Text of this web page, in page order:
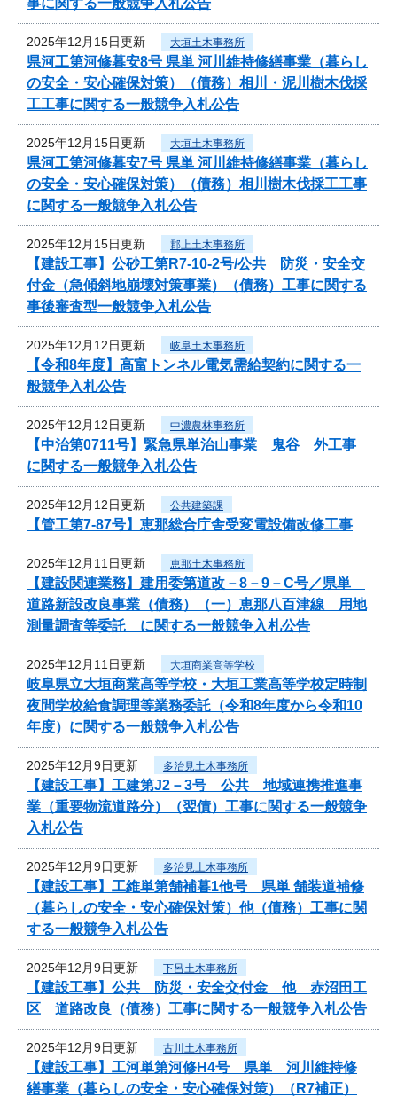
2025年12月15日更新 大垣土木事務所
県河工第河修暮安8号 県単 河川維持修繕事業（暮らし
の安全・安心確保対策）（債務）相川・泥川樹木伐採
工工事に関する一般競争入札公告
2025年12月15日更新 大垣土木事務所
県河工第河修暮安7号 県単 河川維持修繕事業（暮らし
の安全・安心確保対策）（債務）相川樹木伐採工工事
に関する一般競争入札公告
2025年12月15日更新 郡上土木事務所
【建設工事】公砂工第R7-10-2号/公共 防災・安全交
付金（急傾斜地崩壊対策事業）（債務）工事に関する
事後審査型一般競争入札公告
2025年12月12日更新 岐阜土木事務所
【令和8年度】高富トンネル電気需給契約に関する一
般競争入札公告
2025年12月12日更新 中濃農林事務所
【中治第0711号】緊急県単治山事業 鬼谷 外工事
に関する一般競争入札公告
2025年12月12日更新 公共建築課
【管工第7-87号】恵那総合庁舎受変電設備改修工事
2025年12月11日更新 恵那土木事務所
【建設関連業務】建用委第道改－8－9－C号／県単
道路新設改良事業（債務）（一）恵那八百津線 用地
測量調査等委託 に関する一般競争入札公告
2025年12月11日更新 大垣商業高等学校
岐阜県立大垣商業高等学校・大垣工業高等学校定時制
夜間学校給食調理等業務委託（令和8年度から令和10
年度）に関する一般競争入札公告
2025年12月9日更新 多治見土木事務所
【建設工事】工建第J2－3号 公共 地域連携推進事
業（重要物流道路分）（翌債）工事に関する一般競争
入札公告
2025年12月9日更新 多治見土木事務所
【建設工事】工維単第舗補暮1他号 県単 舗装道補修
（暮らしの安全・安心確保対策）他（債務）工事に関
する一般競争入札公告
2025年12月9日更新 下呂土木事務所
【建設工事】公共 防災・安全交付金 他 赤沼田工
区 道路改良（債務）工事に関する一般競争入札公告
2025年12月9日更新 古川土木事務所
【建設工事】工河単第河修H4号 県単 河川維持修
繕事業（暮らしの安全・安心確保対策）（R7補正）